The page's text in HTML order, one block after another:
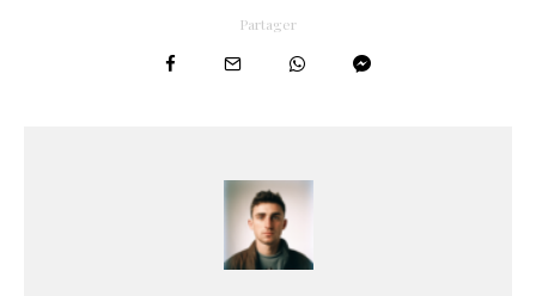
Partager